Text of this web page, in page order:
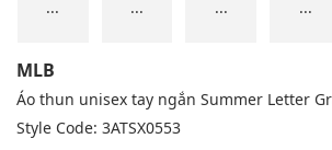
... ... ... ...
MLB
Áo thun unisex tay ngắn Summer Letter
Style Code: 3ATSX0553